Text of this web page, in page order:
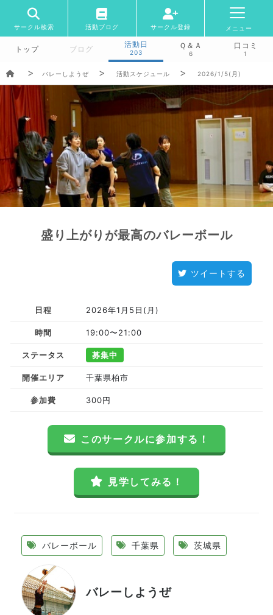
サークル検索 活動ブログ サークル登録 メニュー
トップ ブログ
活動日
203
Ｑ＆Ａ
6
口コミ
1
バレーしようぜ 活動スケジュール 2026/1/5(月)
盛り上がりが最高のバレーボール
ツイートする
日程 2026年1月5日(月)
時間 19:00〜21:00
ステータス 募集中
開催エリア 千葉県柏市
参加費 300円
このサークルに参加する！
見学してみる！
バレーボール 千葉県 茨城県
バレーしようぜ